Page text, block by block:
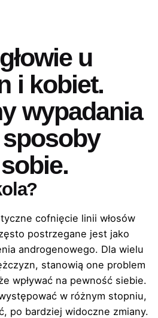
u
i kobiet.
wypadania
sposoby
cofnięcie linii włosów
postrzegane jest jako
androgenowego. Dla wielu
stanowią one problem
wpływać na pewność siebie.
w różnym stopniu,
po bardziej widoczne zmiany.